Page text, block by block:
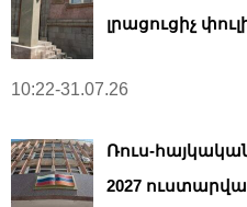
լրացուցիչ
10:22-31.07.26
Ռուս-
2027 ուստարվա